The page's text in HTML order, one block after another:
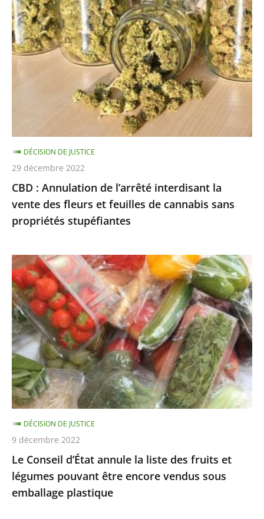
:
Annulation
de
l’arrêté
fleurs
et
feuilles
de
cannabis
sans
stupéfiantes
CBD : Annulation de l’arrêté interdisant la
vente des fleurs et feuilles de cannabis sans
propriétés stupéfiantes
DÉCISION DE JUSTICE
29 décembre 2022
Le
Conseil
d’État
annule
la
liste
des
fruits
et
légumes
pouvant
être
encore
vendus
sous
Le Conseil d’État annule la liste des fruits et
légumes pouvant être encore vendus sous
emballage plastique
DÉCISION DE JUSTICE
9 décembre 2022